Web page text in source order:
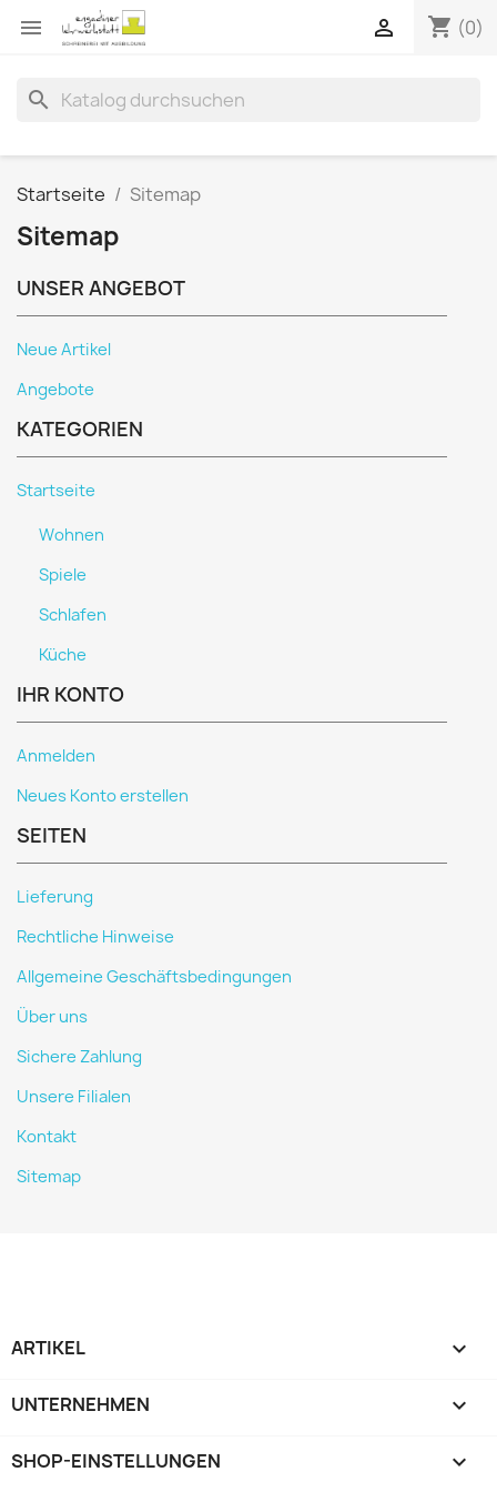
 shopping_cart (0)

search
Startseite Sitemap
Sitemap
UNSER ANGEBOT
Neue Artikel
Angebote
KATEGORIEN
Startseite
Wohnen
Spiele
Schlafen
Küche
IHR KONTO
Anmelden
Neues Konto erstellen
SEITEN
Lieferung
Rechtliche Hinweise
Allgemeine Geschäftsbedingungen
Über uns
Sichere Zahlung
Unsere Filialen
Kontakt
Sitemap
ARTIKEL 
UNTERNEHMEN 
SHOP-EINSTELLUNGEN keyboard_arrow_down